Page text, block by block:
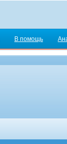
В помощь